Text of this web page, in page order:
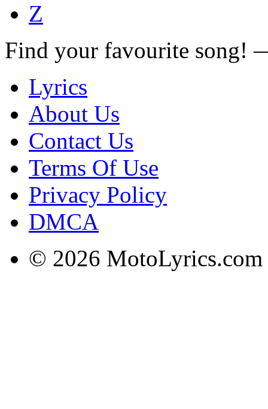
Z
Find your favourite song!
Lyrics
About Us
Contact Us
Terms Of Use
Privacy Policy
DMCA
© 2026 MotoLyrics.com